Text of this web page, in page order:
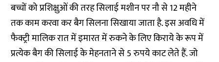
बच्चों को प्रशिक्षुओं की तरह सिलाई मशीन पर नौ से 12 महीने
तक काम करवा कर बैग सिलना सिखाया जाता है. इस अवधि में
फैक्ट्री मालिक रात में इमारत में रुकने के लिए किराये के रूप में
प्रत्येक बैग की सिलाई के मेहनताने से 5 रुपये काट लेते हैं. जो